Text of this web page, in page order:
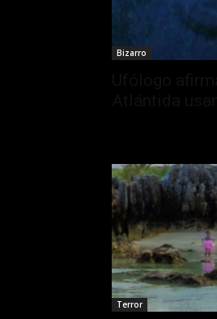
Bizarro
Terror